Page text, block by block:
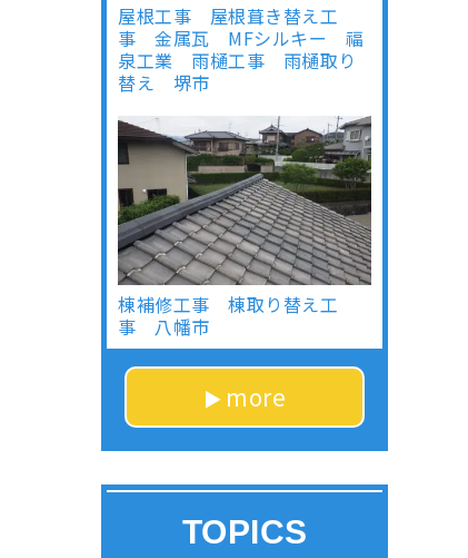
屋根工事 屋根葺き替え工
事 金属瓦 MFシルキー 福
泉工業 雨樋工事 雨樋取り
替え 堺市
棟補修工事 棟取り替え工
事 八幡市
more
TOPICS